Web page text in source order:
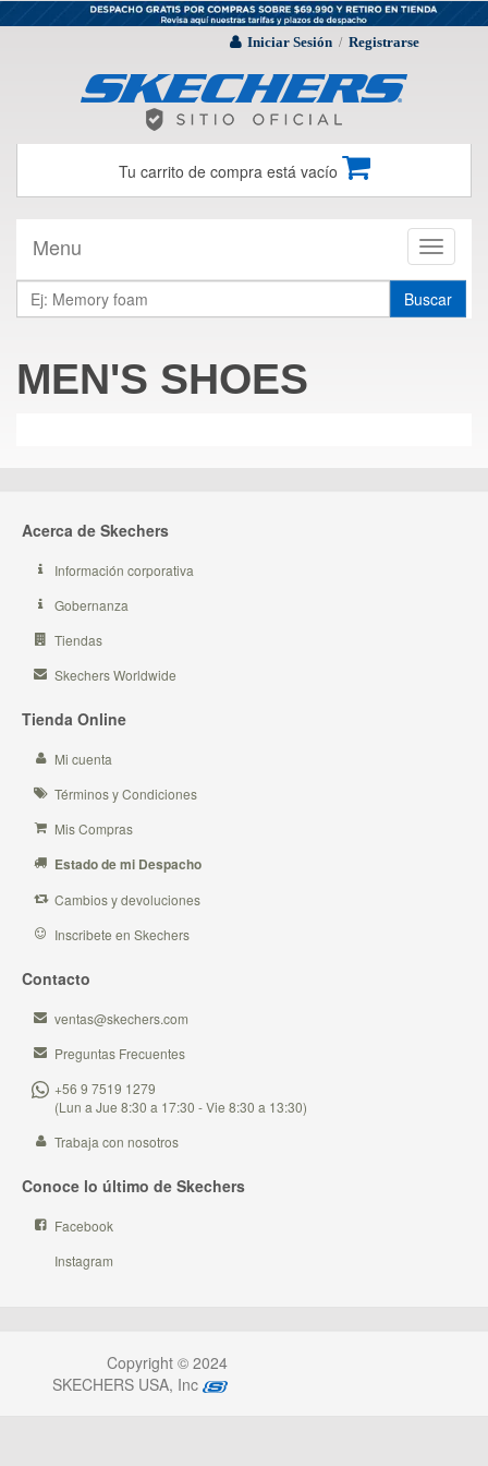
Iniciar Sesión / Registrarse
Tu carrito de compra está vacío
Toggle
Menu
Buscar
MEN'S SHOES
Acerca de Skechers
Información corporativa
Gobernanza
Tiendas
Skechers Worldwide
Tienda Online
Mi cuenta
Términos y Condiciones
Mis Compras
Estado de mi Despacho
Cambios y devoluciones
Inscribete en Skechers
Contacto
ventas@skechers.com
Preguntas Frecuentes
+56 9 7519 1279
(Lun a Jue 8:30 a 17:30 - Vie 8:30 a 13:30)
Trabaja con nosotros
Conoce lo último de Skechers
Facebook
Instagram
Copyright © 2024
SKECHERS USA, Inc